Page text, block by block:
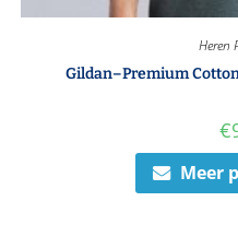
Heren
Gildan–Premium
€
Meer